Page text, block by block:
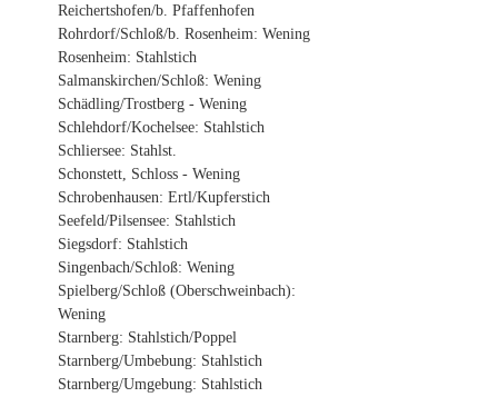
Reichertshofen/b. Pfaffenhofen
Rohrdorf/Schloß/b. Rosenheim: Wening
Rosenheim: Stahlstich
Salmanskirchen/Schloß: Wening
Schädling/Trostberg - Wening
Schlehdorf/Kochelsee: Stahlstich
Schliersee: Stahlst.
Schonstett, Schloss - Wening
Schrobenhausen: Ertl/Kupferstich
Seefeld/Pilsensee: Stahlstich
Siegsdorf: Stahlstich
Singenbach/Schloß: Wening
Spielberg/Schloß (Oberschweinbach):
Wening
Starnberg: Stahlstich/Poppel
Starnberg/Umbebung: Stahlstich
Starnberg/Umgebung: Stahlstich